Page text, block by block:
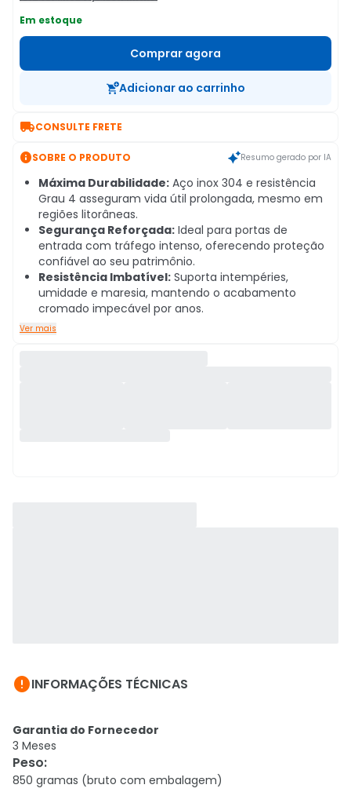
Em estoque
Comprar agora
Adicionar ao carrinho
CONSULTE FRETE
SOBRE O PRODUTO Resumo gerado por IA
Máxima Durabilidade: Aço inox 304 e resistência
Grau 4 asseguram vida útil prolongada, mesmo em
regiões litorâneas.
Segurança Reforçada: Ideal para portas de
entrada com tráfego intenso, oferecendo proteção
confiável ao seu patrimônio.
Resistência Imbatível: Suporta intempéries,
umidade e maresia, mantendo o acabamento
cromado impecável por anos.
Ver mais
INFORMAÇÕES TÉCNICAS
Garantia do Fornecedor
3 Meses
Peso:
850 gramas (bruto com embalagem)